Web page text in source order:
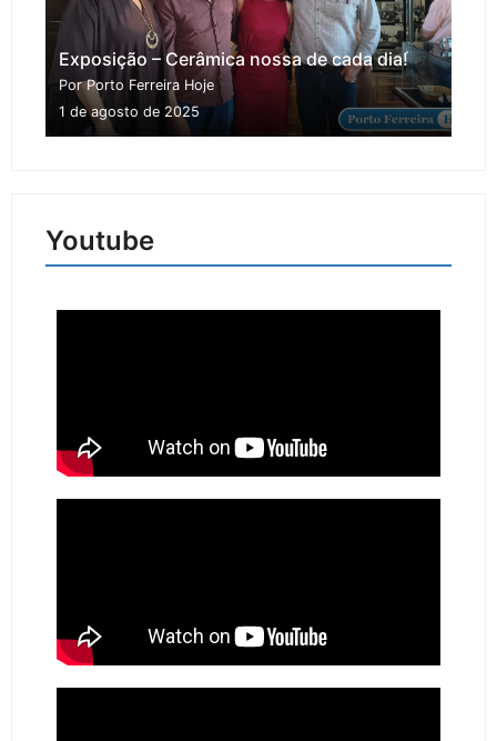
Exposição – Cerâmica nossa de cada dia!
Por Porto Ferreira Hoje
1 de agosto de 2025
Youtube